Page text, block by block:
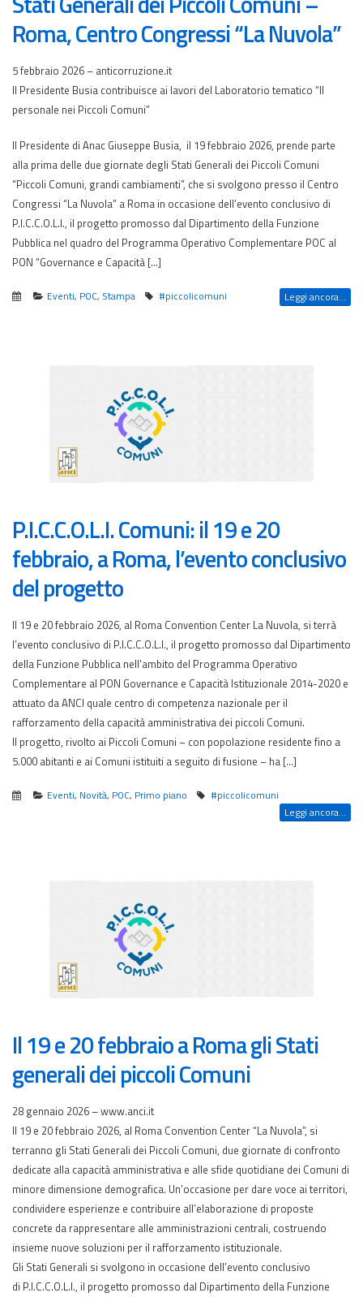
Roma, Centro Congressi “La Nuvola”
5 febbraio 2026 – anticorruzione.it
Il Presidente Busia contribuisce ai lavori del Laboratorio tematico “Il
personale nei Piccoli Comuni”
Il Presidente di Anac Giuseppe Busia, il 19 febbraio 2026, prende parte
alla prima delle due giornate degli Stati Generali dei Piccoli Comuni
“Piccoli Comuni, grandi cambiamenti”, che si svolgono presso il Centro
Congressi “La Nuvola” a Roma in occasione dell’evento conclusivo di
P.I.C.C.O.L.I., il progetto promosso dal Dipartimento della Funzione
Pubblica nel quadro del Programma Operativo Complementare POC al
PON “Governance e Capacità […]
Eventi, POC, Stampa #piccolicomuni Leggi ancora...
P.I.C.C.O.L.I. Comuni: il 19 e 20
febbraio, a Roma, l’evento conclusivo
del progetto
Il 19 e 20 febbraio 2026, al Roma Convention Center La Nuvola, si terrà
l’evento conclusivo di P.I.C.C.O.L.I., il progetto promosso dal Dipartimento
della Funzione Pubblica nell’ambito del Programma Operativo
Complementare al PON Governance e Capacità Istituzionale 2014-2020 e
attuato da ANCI quale centro di competenza nazionale per il
rafforzamento della capacità amministrativa dei piccoli Comuni.
Il progetto, rivolto ai Piccoli Comuni – con popolazione residente fino a
5.000 abitanti e ai Comuni istituiti a seguito di fusione – ha […]
Eventi, Novità, POC, Primo piano #piccolicomuni
Leggi ancora...
Il 19 e 20 febbraio a Roma gli Stati
generali dei piccoli Comuni
28 gennaio 2026 – www.anci.it
Il 19 e 20 febbraio 2026, al Roma Convention Center “La Nuvola”, si
terranno gli Stati Generali dei Piccoli Comuni, due giornate di confronto
dedicate alla capacità amministrativa e alle sfide quotidiane dei Comuni di
minore dimensione demografica. Un’occasione per dare voce ai territori,
condividere esperienze e contribuire all’elaborazione di proposte
concrete da rappresentare alle amministrazioni centrali, costruendo
insieme nuove soluzioni per il rafforzamento istituzionale.
Gli Stati Generali si svolgono in occasione dell’evento conclusivo
di P.I.C.C.O.L.I., il progetto promosso dal Dipartimento della Funzione